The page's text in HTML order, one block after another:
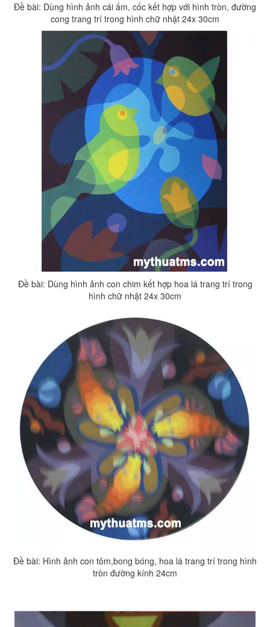
Đề bài: Dùng hình ảnh cái ấm, cốc kết hợp với hình tròn, đường
cong trang trí trong hình chữ nhật 24x 30cm
Đề bài: Dùng hình ảnh con chim kết hợp hoa lá trang trí trong
hình chữ nhật 24x 30cm
Đề bài: Hình ảnh con tôm,bong bóng, hoa lá trang trí trong hình
tròn đường kính 24cm